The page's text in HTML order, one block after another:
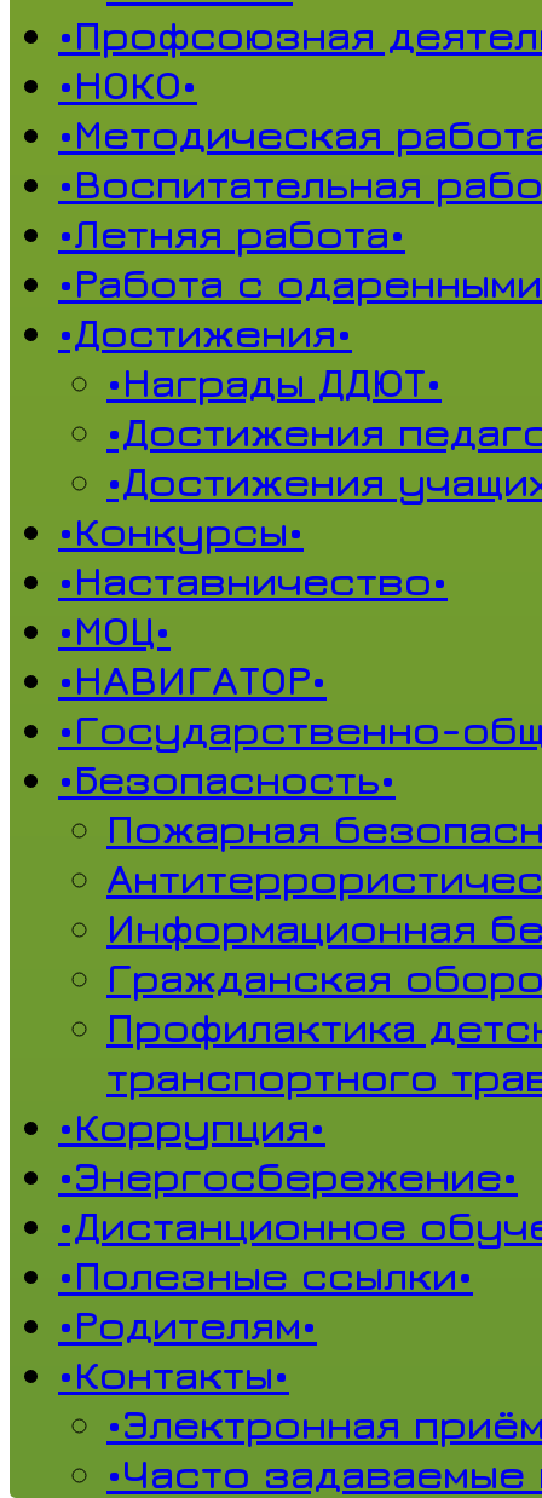
•Профсоюзная
•НОКО•
•Методическая
•Воспитательная
•Летняя работа•
•Работа с
•Достижения•
•Награды ДДЮТ•
•Достижения
•Достижения
•Конкурсы•
•Наставничество•
•МОЦ•
•НАВИГАТОР•
•Государственно-
•Безопасность•
Пожарная
Информационная
Гражданская
Профилактика
транспортного
•Коррупция•
•Энергосбережение•
•Дистанционное
•Полезные ссылки•
•Родителям•
•Контакты•
•Электронная
•Часто